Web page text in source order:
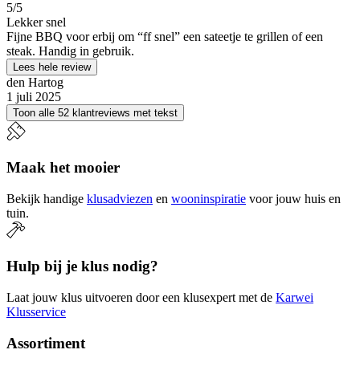
5/5
Lekker snel
Fijne BBQ voor erbij om “ff snel” een sateetje te grillen of een
steak. Handig in gebruik.
Lees hele review
den Hartog
1 juli 2025
Toon alle 52 klantreviews met tekst
Maak het mooier
Bekijk handige klusadviezen en wooninspiratie voor jouw huis en
tuin.
Hulp bij je klus nodig?
Laat jouw klus uitvoeren door een klusexpert met de Karwei
Klusservice
Assortiment